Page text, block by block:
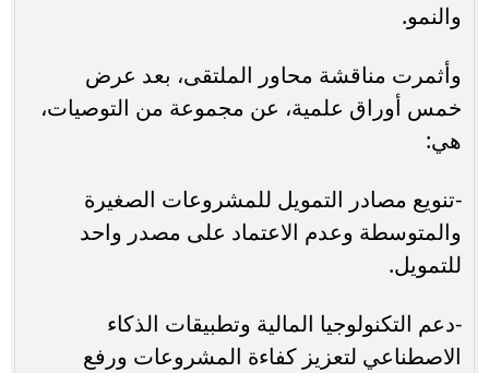
والنمو.
وأثمرت مناقشة محاور الملتقى، بعد عرض
خمس أوراق علمية، عن مجموعة من التوصيات،
هي:
-تنويع مصادر التمويل للمشروعات الصغيرة
والمتوسطة وعدم الاعتماد على مصدر واحد
للتمويل.
-دعم التكنولوجيا المالية وتطبيقات الذكاء
الاصطناعي لتعزيز كفاءة المشروعات ورفع